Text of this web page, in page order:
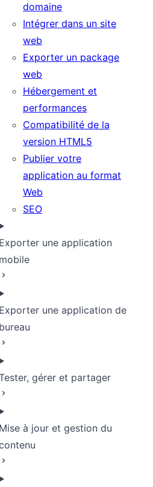
domaine
Intégrer dans un site
web
Exporter un package
web
Hébergement et
performances
Compatibilité de la
version HTML5
Publier votre
application au format
Web
SEO
Exporter une application
mobile
Exporter une application de
bureau
gérer et partager
Mise à jour et gestion du